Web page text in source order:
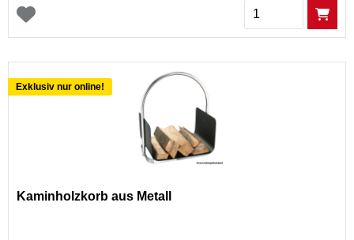
Menge
Exklusiv nur online!
Kaminholzkorb aus Metall